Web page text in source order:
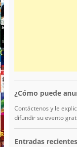
¿Cómo puede
Contáctenos y le
difundir su evento
Entradas recientes